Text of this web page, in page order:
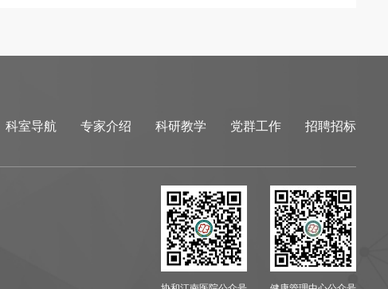
科室导航 专家介绍 科研教学 党群工作 招聘招标